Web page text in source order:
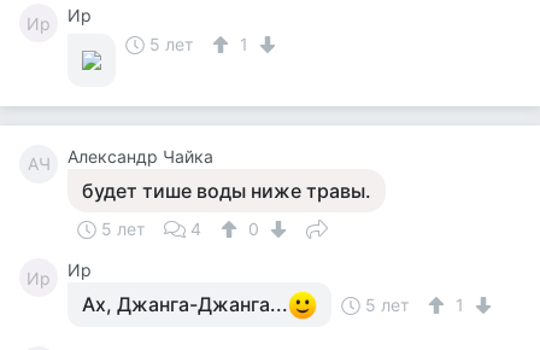
Ир
Ир
5 лет
1
АЧ Александр Чайка
будет тише воды ниже травы.
5 лет 4 0
Ир Ир
Ах, Джанга-Джанга... 5 лет 1